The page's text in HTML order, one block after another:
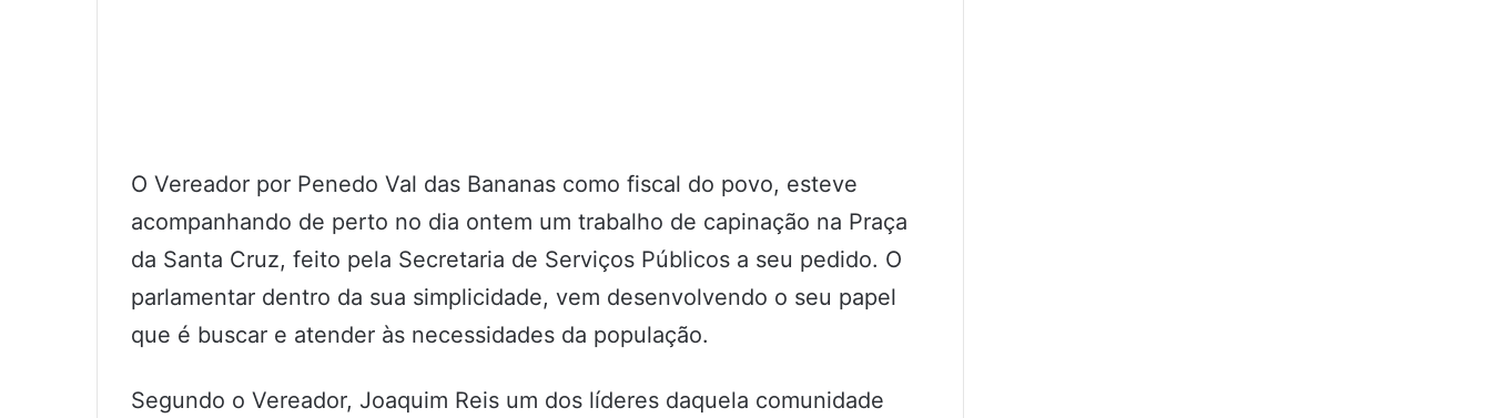
O Vereador por Penedo Val das Bananas como fiscal do povo, esteve
acompanhando de perto no dia ontem um trabalho de capinação na Praça
da Santa Cruz, feito pela Secretaria de Serviços Públicos a seu pedido. O
parlamentar dentro da sua simplicidade, vem desenvolvendo o seu papel
que é buscar e atender às necessidades da população.
Segundo o Vereador, Joaquim Reis um dos líderes daquela comunidade